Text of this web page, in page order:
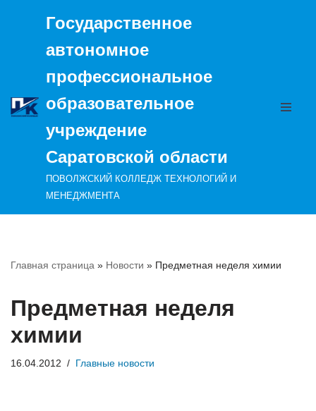
содержимому
Государственное
автономное
профессиональное
образовательное
учреждение
Саратовской области
ПОВОЛЖСКИЙ КОЛЛЕДЖ ТЕХНОЛОГИЙ И
МЕНЕДЖМЕНТА
Главная страница » Новости » Предметная неделя химии
Предметная неделя
химии
16.04.2012 Главные новости